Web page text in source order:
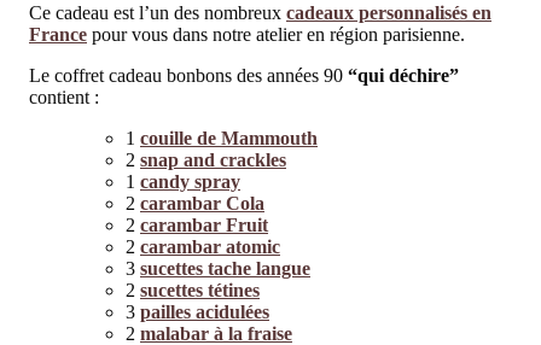
Ce cadeau est l’un des nombreux cadeaux personnalisés en
France pour vous dans notre atelier en région parisienne.
Le coffret cadeau bonbons des années 90 “qui déchire”
contient :
1 couille de Mammouth
2 snap and crackles
1 candy spray
2 carambar Cola
2 carambar Fruit
2 carambar atomic
3 sucettes tache langue
2 sucettes tétines
3 pailles acidulées
2 malabar à la fraise